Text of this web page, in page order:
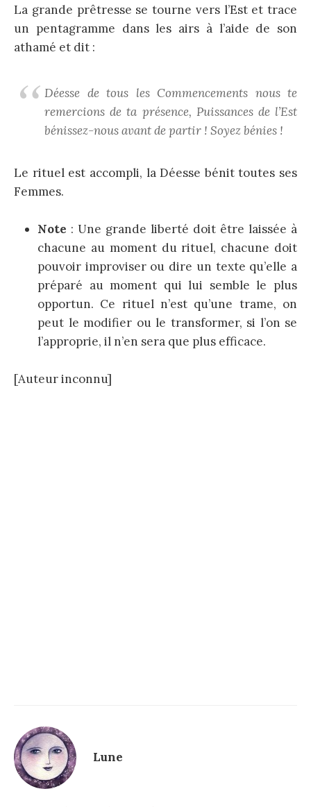
La grande prêtresse se tourne vers l’Est et trace
un pentagramme dans les airs à l’aide de son
athamé et dit :
Déesse de tous les Commencements nous te
remercions de ta présence, Puissances de l’Est
bénissez-nous avant de partir ! Soyez bénies !
Le rituel est accompli, la Déesse bénit toutes ses
Femmes.
Note : Une grande liberté doit être laissée à
chacune au moment du rituel, chacune doit
pouvoir improviser ou dire un texte qu’elle a
préparé au moment qui lui semble le plus
opportun. Ce rituel n’est qu’une trame, on
peut le modifier ou le transformer, si l’on se
l’approprie, il n’en sera que plus efficace.
[Auteur inconnu]
Lune